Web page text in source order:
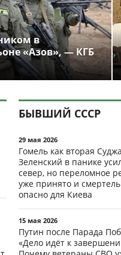
в
«Азов», — КГБ
БЫВШИЙ СССР
29 мая 2026
Гомель как вторая
Зеленский в панике
север, но переломное
уже принято и
опасно для Киева
15 мая 2026
Путин после Парада
«Дело идёт к